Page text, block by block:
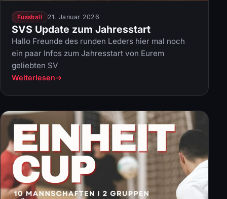
Fussball 21. Januar 2026
SVS Update zum Jahresstart
Hallo Freunde des runden Leders hier mal noch
ein paar Infos zum Jahresstart von Eurem
geliebten SV
Weiterlesen